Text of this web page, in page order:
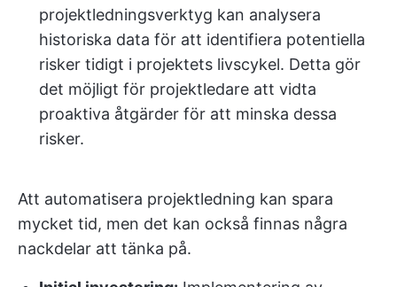
projektledningsverktyg kan analysera
historiska data för att identifiera potentiella
risker tidigt i projektets livscykel. Detta gör
det möjligt för projektledare att vidta
proaktiva åtgärder för att minska dessa
risker.
Att automatisera projektledning kan spara
mycket tid, men det kan också finnas några
nackdelar att tänka på.